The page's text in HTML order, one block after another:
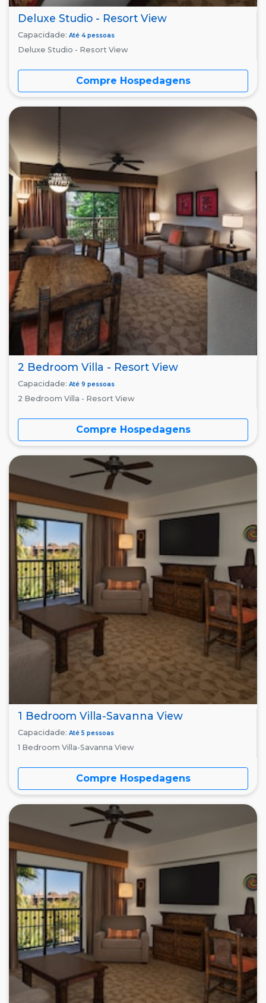
Deluxe Studio - Resort View
Capacidade: Até 4 pessoas
Deluxe Studio - Resort View
Compre Hospedagens
2 Bedroom Villa - Resort View
Capacidade: Até 9 pessoas
2 Bedroom Villa - Resort View
Compre Hospedagens
1 Bedroom Villa-Savanna View
Capacidade: Até 5 pessoas
1 Bedroom Villa-Savanna View
Compre Hospedagens